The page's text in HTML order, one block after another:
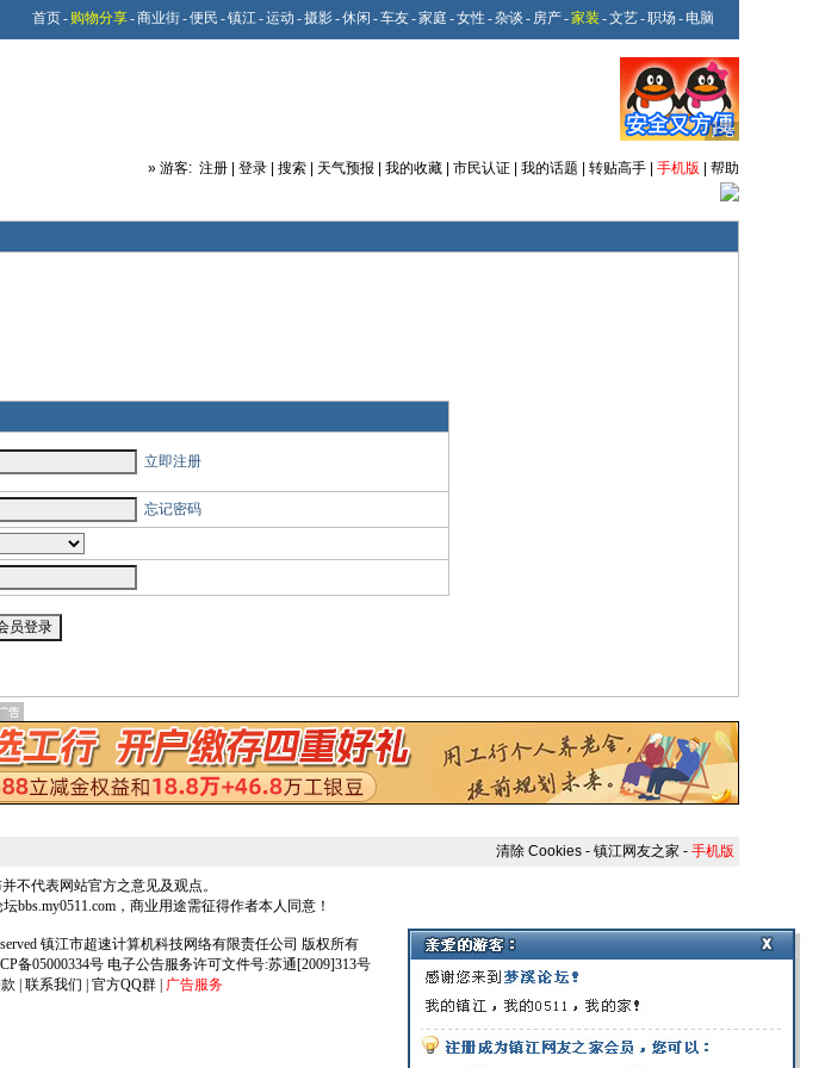
首页- 购物分享-商业街-便民 -镇江-运动 -摄影-休闲 -车友-家庭 -女性 -杂谈 - 房产-家装 -文艺-职场 - 电脑
» 游客: 注册 登录 搜索 天气预报 我的收藏 市民认证 我的话题 转贴高手 手机版
帮助
立即注册
忘记密码
清除 Cookies - 镇江网友之家 - 手机版
不代表网站官方之意见及观点。
bbs.my0511.com，商业用途需征得作者本人同意！
镇江市超速计算机科技网络有限责任公司 版权所有
备05000334号 电子公告服务许可文件号:苏通[2009]313号
联系我们 官方QQ群 广告服务